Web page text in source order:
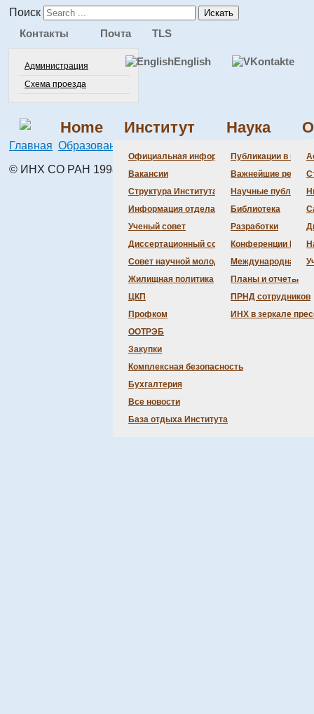
Поиск Искать
Контакты
Администрация
Схема проезда
Почта TLS
English
Home Институт
Официальная информация
Вакансии
Структура Института
Информация отдела кадров
Ученый совет
Диссертационный совет
Совет научной молодежи
Жилищная политика
ЦКП
Профком
ООТРЭБ
Закупки
Комплексная безопасность
Бухгалтерия
Все новости
База отдыха Института
Наука
Публикации в
Важнейшие
Научные
Библиотека
Разработки
Конференции
Международная
Планы и отчеты
ПРНД сотрудников
ИНХ в зеркале
Главная Образование
© ИНХ СО РАН 1998 – 2026 г.